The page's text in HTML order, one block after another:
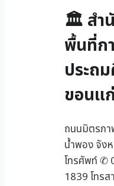
🏛 สำ
พื้นที่ก
ประถ
ขอนแ
ถนนมิตรภา
น้ำพอง จัง
โทรศัพท์ ✆
1839 โทร